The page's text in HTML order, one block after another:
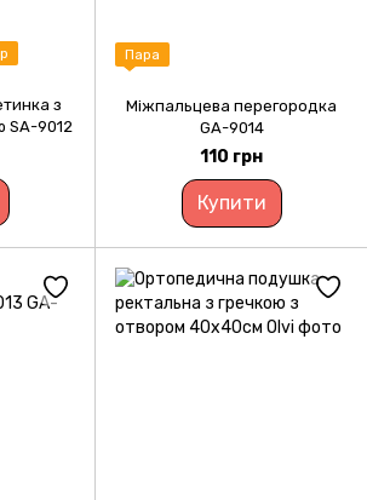
з
SA-9012
Пара
Міжпальцева перегородка
GA-9014
110 грн
Купити